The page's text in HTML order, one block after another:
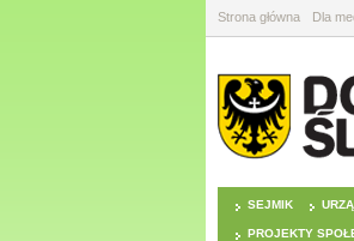
Strona główna Dla
SEJMIK
PROJEKTY